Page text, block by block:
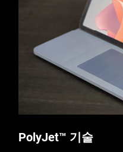
PolyJet™ 기술